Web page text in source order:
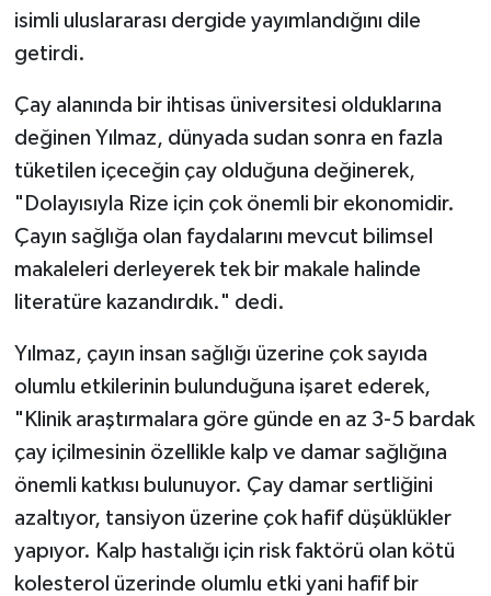
isimli uluslararası dergide yayımlandığını dile
getirdi.
Çay alanında bir ihtisas üniversitesi olduklarına
değinen Yılmaz, dünyada sudan sonra en fazla
tüketilen içeceğin çay olduğuna değinerek,
"Dolayısıyla Rize için çok önemli bir ekonomidir.
Çayın sağlığa olan faydalarını mevcut bilimsel
makaleleri derleyerek tek bir makale halinde
literatüre kazandırdık." dedi.
Yılmaz, çayın insan sağlığı üzerine çok sayıda
olumlu etkilerinin bulunduğuna işaret ederek,
"Klinik araştırmalara göre günde en az 3-5 bardak
çay içilmesinin özellikle kalp ve damar sağlığına
önemli katkısı bulunuyor. Çay damar sertliğini
azaltıyor, tansiyon üzerine çok hafif düşüklükler
yapıyor. Kalp hastalığı için risk faktörü olan kötü
kolesterol üzerinde olumlu etki yani hafif bir
Türkiye
Yaşam
Yeme-İçme